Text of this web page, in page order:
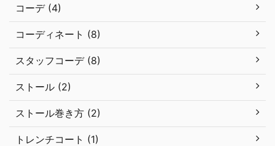
コーデ (4)
コーディネート (8)
スタッフコーデ (8)
ストール (2)
ストール巻き方 (2)
トレンチコート (1)